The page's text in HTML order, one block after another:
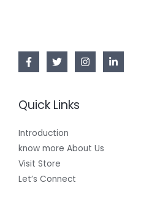
Quick Links
Introduction
know more About Us
Visit Store
Let’s Connect